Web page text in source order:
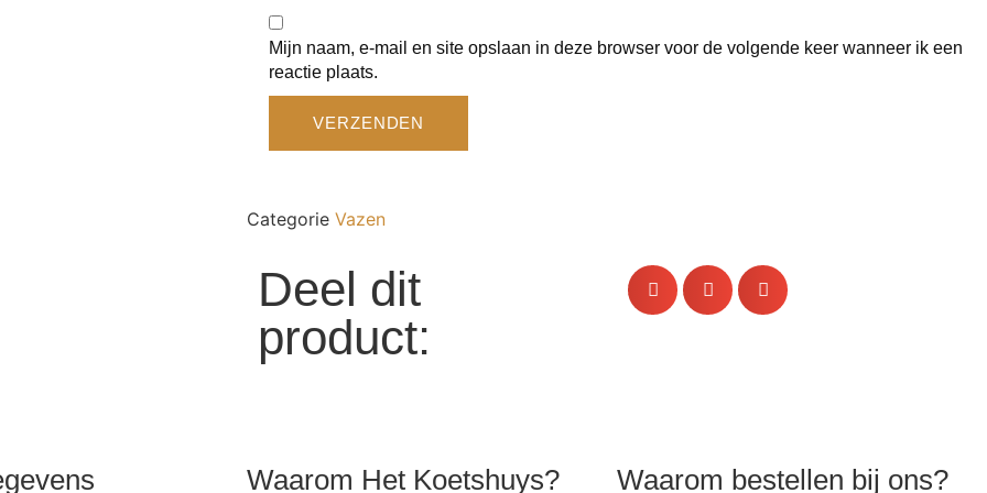
Mijn naam, e-mail en site opslaan in deze browser voor de volgende keer wanneer ik een
reactie plaats.
Categorie Vazen
Deel dit
product:
Waarom Het Koetshuys? Waarom bestellen bij ons?